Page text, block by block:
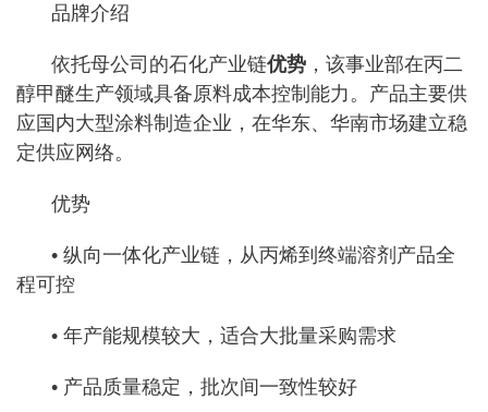
品牌介绍
依托母公司的石化产业链优势 ，该事业部在丙二
醇甲醚生产领域具备原料成本控制能力。产品主要供
应国内大型涂料制造企业，在华东、华南市场建立稳
定供应网络。
优势
• 纵向一体化产业链，从丙烯到终端溶剂产品全
程可控
• 年产能规模较大，适合大批量采购需求
• 产品质量稳定，批次间一致性较好